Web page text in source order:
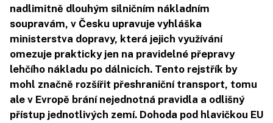
nadlimitně dlouhým silničním nákladním
soupravám, v Česku upravuje vyhláška
ministerstva dopravy, která jejich využívání
omezuje prakticky jen na pravidelné přepravy
lehčího nákladu po dálnicích. Tento rejstřík by
mohl značně rozšířit přeshraniční transport, tomu
ale v Evropě brání nejednotná pravidla a odlišný
přístup jednotlivých zemí. Dohoda pod hlavičkou EU